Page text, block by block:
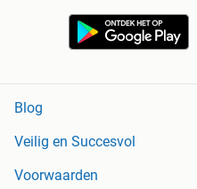
Blog
Veilig en Succesvol
Voorwaarden